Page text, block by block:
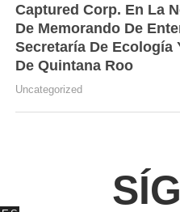
Captured Corp. En La
De Memorando De
Secretaría De Ecología
De Quintana Roo
Uncategorized